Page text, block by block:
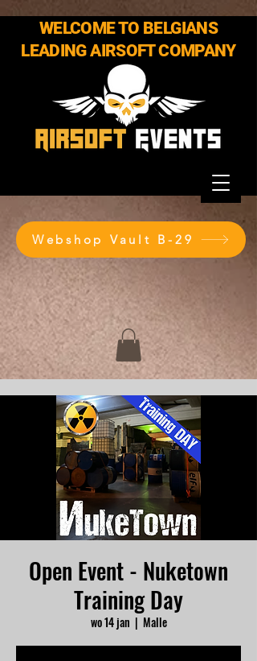
WELCOME TO BELGIANS
LEADING AIRSOFT COMPANY
Webshop Vault B-29
Open Event - Nuketown
Training Day
wo 14 jan
  |
Malle